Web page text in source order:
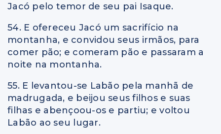
Jacó pelo temor de seu pai Isaque.
54. E ofereceu Jacó um sacrifício na
montanha, e convidou seus irmãos, para
comer pão; e comeram pão e passaram a
noite na montanha.
55. E levantou-se Labão pela manhã de
madrugada, e beijou seus filhos e suas
filhas e abençoou-os e partiu; e voltou
Labão ao seu lugar.